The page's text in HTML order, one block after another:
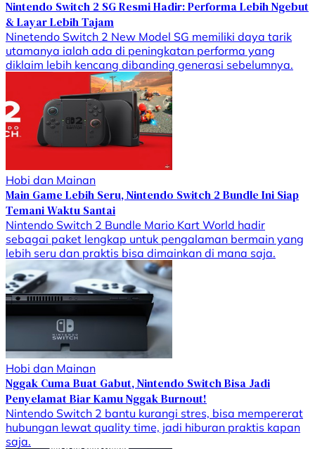
Nintendo Switch 2 SG Resmi Hadir: Performa Lebih Ngebut
& Layar Lebih Tajam
Ninetendo Switch 2 New Model SG memiliki daya tarik
utamanya ialah ada di peningkatan performa yang
diklaim lebih kencang dibanding generasi sebelumnya.
Hobi dan Mainan
Main Game Lebih Seru, Nintendo Switch 2 Bundle Ini Siap
Temani Waktu Santai
Nintendo Switch 2 Bundle Mario Kart World hadir
sebagai paket lengkap untuk pengalaman bermain yang
lebih seru dan praktis bisa dimainkan di mana saja.
Hobi dan Mainan
Nggak Cuma Buat Gabut, Nintendo Switch Bisa Jadi
Penyelamat Biar Kamu Nggak Burnout!
Nintendo Switch 2 bantu kurangi stres, bisa mempererat
hubungan lewat quality time, jadi hiburan praktis kapan
saja.